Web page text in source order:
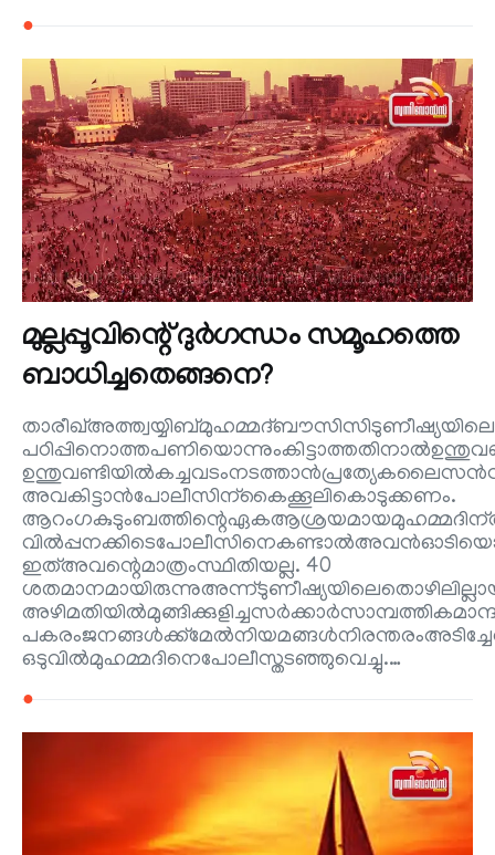
●
മുല്ലപ്പൂവിന്റെ് ദുര്‍ഗന്ധം സമൂഹത്തെ
ബാധിച്ചതെങ്ങനെ?
അവകിട്ടാൻപോലീസിന്കൈക്കൂലികൊടുക്കണം.
ഇത്അവന്റെമാത്രംസ്ഥിതിയല്ല. 40
ഒടുവിൽമുഹമ്മദിനെപോലീസ്തടഞ്ഞുവെച്ചു.…
●